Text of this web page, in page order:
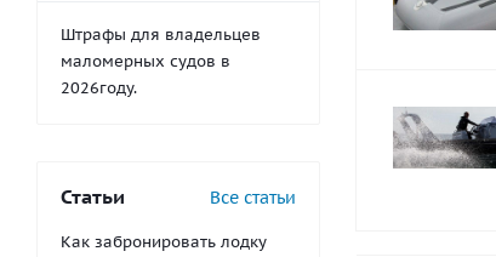
Штрафы для владельцев
маломерных судов в
2026году.
Статьи Все статьи
Как забронировать лодку